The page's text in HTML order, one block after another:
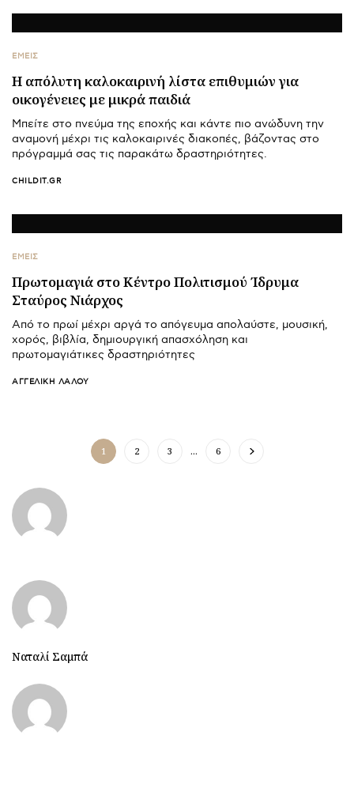
ΕΜΕΙΣ
Η απόλυτη καλοκαιρινή λίστα επιθυμιών για
οικογένειες με μικρά παιδιά
Μπείτε στο πνεύμα της εποχής και κάντε πιο ανώδυνη την
αναμονή μέχρι τις καλοκαιρινές διακοπές, βάζοντας στο
πρόγραμμά σας τις παρακάτω δραστηριότητες.
CHILDIT.GR
ΕΜΕΙΣ
Πρωτομαγιά στο Κέντρο Πολιτισμού Ίδρυμα
Σταύρος Νιάρχος
Από το πρωί μέχρι αργά το απόγευμα απολαύστε, μουσική,
χορός, βιβλία, δημιουργική απασχόληση και
πρωτομαγιάτικες δραστηριότητες
ΑΓΓΕΛΙΚΉ ΛΆΛΟΥ
1 2 3 … 6
Ναταλί Σαμπά